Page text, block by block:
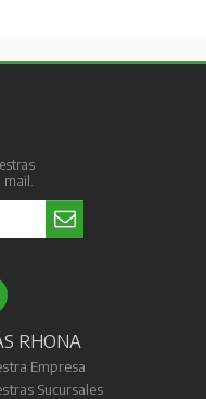
RHONA
Empresa
Sucursales